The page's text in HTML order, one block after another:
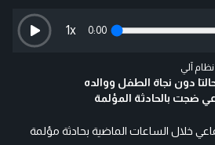
0:00
1x
آلي
دون نجاة الطفل ووالده
ضجت بالحادثة المؤلمة
خلال الساعات الماضية بحادثة مؤلمة